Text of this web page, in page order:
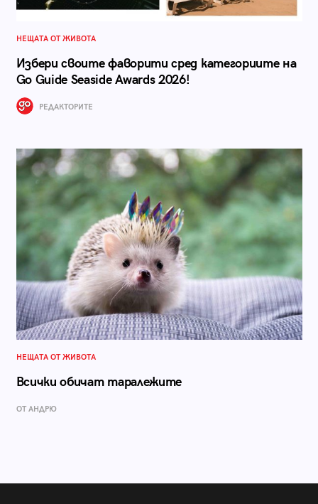
НЕЩАТА ОТ ЖИВОТА
Избери своите фаворити сред категориите на
Go Guide Seaside Awards 2026!
РЕДАКТОРИТЕ
НЕЩАТА ОТ ЖИВОТА
Всички обичат таралежите
ОТ АНДРЮ